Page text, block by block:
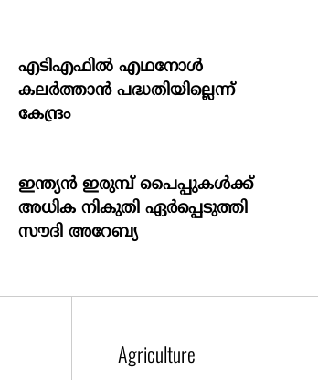
എടിഎഫില്‍ എഥനോള്‍
കലര്‍ത്താന്‍ പദ്ധതിയില്ലെന്ന്
കേന്ദ്രം
ഇന്ത്യൻ ഇരുമ്പ് പൈപ്പുകൾക്ക്
അധിക നികുതി ഏർപ്പെടുത്തി
സൗദി അറേബ്യ
Agriculture